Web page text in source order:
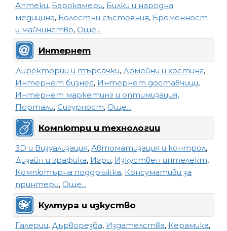
Аптеки, Барокамери, Билки и народна
медицина, Болестни състояния, Бременност
и майчинство, Още...
Интернет
Директории и търсачки, Домейни и хостинг,
Интернет бизнес, Интернет доставчици,
Интернет маркетинг и оптимизация,
Портали, Сигурност, Още...
Компютри и технологии
3D и Визуализация, Автоматизация и контрол,
Дизайн и графика, Игри, Изкуствен интелект,
Компютърна поддръжка, Консумативи за
принтери, Още...
Култура и изкуство
Галерии, Дърворезба, Издателства, Керамика,